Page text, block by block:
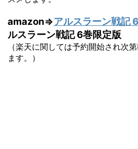
amazon⇒アルスラーン戦記
ルスラーン戦記 6巻限定版
（楽天に関しては予約開始され次
ます。）